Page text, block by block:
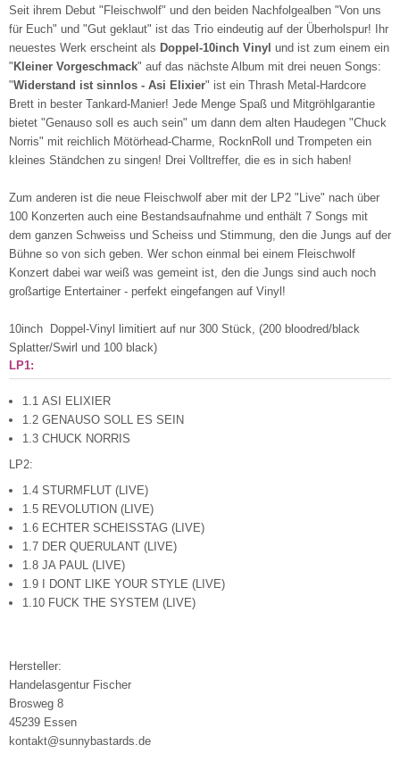
Seit ihrem Debut "Fleischwolf" und den beiden Nachfolgealben "Von uns
für Euch" und "Gut geklaut" ist das Trio eindeutig auf der Überholspur! Ihr
neuestes Werk erscheint als Doppel-10inch Vinyl und ist zum einem ein
" Kleiner Vorgeschmack" auf das nächste Album mit drei neuen Songs:
"Widerstand ist sinnlos - Asi Elixier" ist ein Thrash Metal-Hardcore
Brett in bester Tankard-Manier! Jede Menge Spaß und Mitgröhlgarantie
bietet "Genauso soll es auch sein" um dann dem alten Haudegen "Chuck
Norris" mit reichlich Mötörhead-Charme, RocknRoll und Trompeten ein
kleines Ständchen zu singen! Drei Volltreffer, die es in sich haben!
Zum anderen ist die neue Fleischwolf aber mit der LP2 "Live" nach über
100 Konzerten auch eine Bestandsaufnahme und enthält 7 Songs mit
dem ganzen Schweiss und Scheiss und Stimmung, den die Jungs auf der
Bühne so von sich geben. Wer schon einmal bei einem Fleischwolf
Konzert dabei war weiß was gemeint ist, den die Jungs sind auch noch
großartige Entertainer - perfekt eingefangen auf Vinyl!
10inch Doppel-Vinyl limitiert auf nur 300 Stück, (200 bloodred/black
Splatter/Swirl und 100 black)
LP1:
1.1 ASI ELIXIER
1.2 GENAUSO SOLL ES SEIN
1.3 CHUCK NORRIS
LP2:
1.4 STURMFLUT (LIVE)
1.5 REVOLUTION (LIVE)
1.6 ECHTER SCHEISSTAG (LIVE)
1.7 DER QUERULANT (LIVE)
1.8 JA PAUL (LIVE)
1.9 I DONT LIKE YOUR STYLE (LIVE)
1.10 FUCK THE SYSTEM (LIVE)
Hersteller:
Handelasgentur Fischer
Brosweg 8
45239 Essen
kontakt@sunnybastards.de